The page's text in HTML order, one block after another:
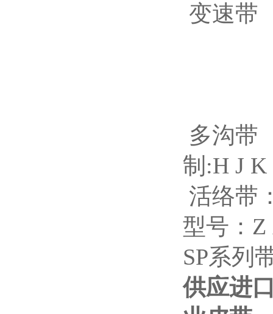
变速带
多沟带
制:H J
活络带
型号：Z
SP系列
供应进